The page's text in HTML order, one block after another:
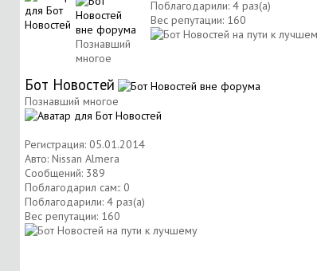
Познавший
многое
Поблагодарили: 4 раз(а)
Вес репутации: 160
Бот Новостей
Познавший многое
Регистрация: 05.01.2014
Авто: Nissan Almera
Сообщений: 389
Поблагодарил сам:: 0
Поблагодарили: 4 раз(а)
Вес репутации: 160